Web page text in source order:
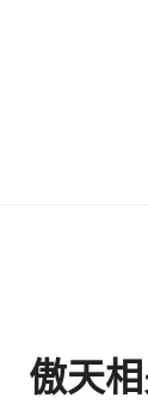
傲天